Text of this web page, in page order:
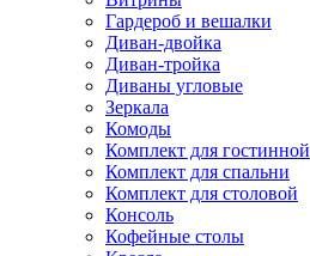
Гардероб и вешалки
Диван-двойка
Диван-тройка
Диваны угловые
Зеркала
Комоды
Комплект для гостинной
Комплект для спальни
Комплект для столовой
Консоль
Кофейные столы